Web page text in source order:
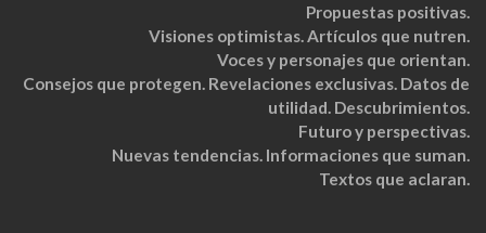
Propuestas positivas.
Visiones optimistas. Artículos que nutren.
Voces y personajes que orientan.
Consejos que protegen. Revelaciones exclusivas. Datos de
utilidad. Descubrimientos.
Futuro y perspectivas.
Nuevas tendencias. Informaciones que suman.
Textos que aclaran.